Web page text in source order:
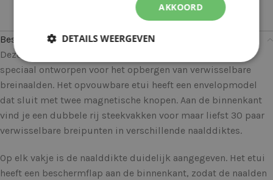
Beschrijving
Deze Knitpro Clay col. Verwisselbare naaldenetui 12871 is
speciaal ontworpen voor het opbergen van verwisselbare
breinaalden. Het opvouwbare etui heeft een envelopmodel
dat sluit met twee magnetische knopen. Aan de binnenkant
vind je een dubbele rij steekvakken voor maar liefst 30 paar
verwisselbare breipunten in verschillende naalddiktes.
Op elk vakje is de naalddikte duidelijk aangegeven. Het etui
heeft een beschermflap aan de binnenkant, zodat de naalden
AKKOORD
DETAILS WEERGEVEN